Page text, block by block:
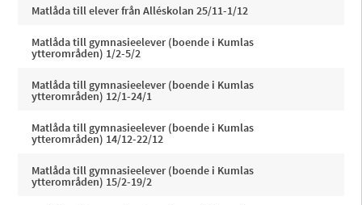
Matlåda till elever från Alléskolan 25/11-1/12
Matlåda till gymnasieelever (boende i Kumlas
ytterområden) 1/2-5/2
Matlåda till gymnasieelever (boende i Kumlas
ytterområden) 12/1-24/1
Matlåda till gymnasieelever (boende i Kumlas
ytterområden) 14/12-22/12
Matlåda till gymnasieelever (boende i Kumlas
ytterområden) 15/2-19/2